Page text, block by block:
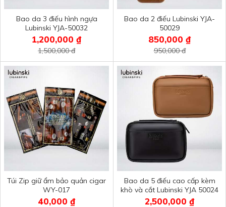
Bao da 3 điếu hình ngựa
Lubinski YJA-50032
1,200,000 ₫
1,500,000 đ
Bao da 2 điếu Lubinski YJA-
50029
850,000 ₫
950,000 đ
Túi Zip giữ ẩm bảo quản cigar
WY-017
40,000 ₫
Bao da 5 điếu cao cấp kèm
khò và cắt Lubinski YJA 50024
2,500,000 ₫